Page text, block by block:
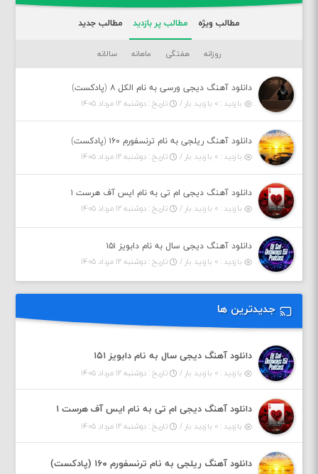
مطالب ویژه مطالب پر بازدید مطالب جدید
روزانه هفتگی ماهانه سالانه
دانلود آهنگ دیجی ورسی به نام الکل ۸ (پادکست)
بازدید : ۰ بازدید بار /
تاریخ : دوشنبه ۱۲ مرداد ۱۴۰۵
دانلود آهنگ ریلجی به نام ترنسفورم ۱۶۰ (پادکست)
بازدید : ۰ بازدید بار /
تاریخ : دوشنبه ۱۲ مرداد ۱۴۰۵
دانلود آهنگ دیجی ام تی به نام ایس آف هرست ۱
بازدید : ۰ بازدید بار /
تاریخ : دوشنبه ۱۲ مرداد ۱۴۰۵
دانلود آهنگ دیجی سال به نام دابویز ۱۵۱
بازدید : ۰ بازدید بار /
تاریخ : دوشنبه ۱۲ مرداد ۱۴۰۵
جدیدترین ها
دانلود آهنگ دیجی سال به نام دابویز ۱۵۱
بازدید : ۰ بازدید بار / تاریخ : دوشنبه ۱۲ مرداد ۱۴۰۵
دانلود آهنگ دیجی ام تی به نام ایس آف هرست ۱
بازدید : ۰ بازدید بار / تاریخ : دوشنبه ۱۲ مرداد ۱۴۰۵
دانلود آهنگ ریلجی به نام ترنسفورم ۱۶۰ (پادکست)